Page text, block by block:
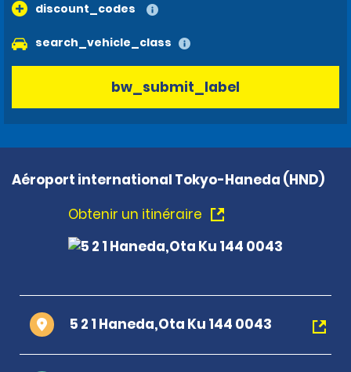
discount_codes
search_vehicle_class
bw_submit_label
Aéroport international Tokyo-Haneda (HND)
Obtenir un itinéraire
5 2 1 Haneda,Ota Ku 144 0043